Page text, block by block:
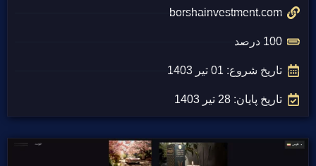
borshainvestment.com
100 درصد
تاریخ شروع: 01 تیر 1403
تاریخ پایان: 28 تیر 1403